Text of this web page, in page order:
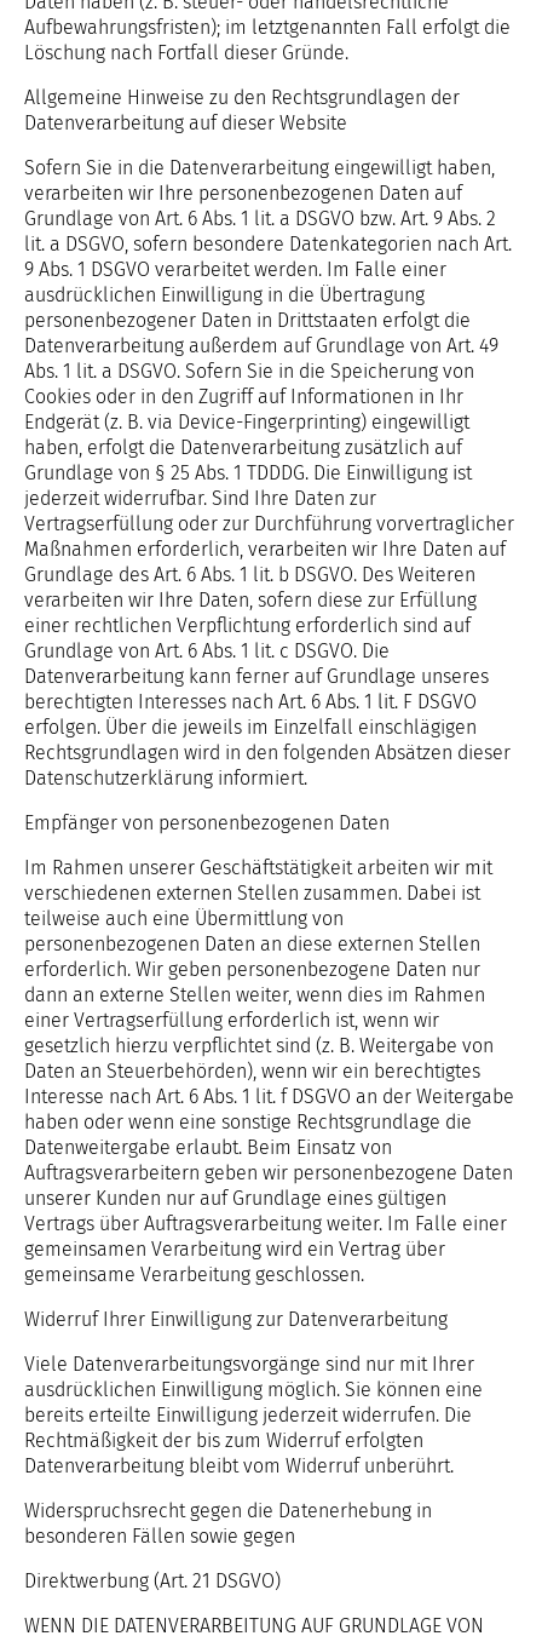
Aufbewahrungsfristen); im letztgenannten Fall erfolgt die
Löschung nach Fortfall dieser Gründe.
Allgemeine Hinweise zu den Rechtsgrundlagen der
Datenverarbeitung auf dieser Website
Sofern Sie in die Datenverarbeitung eingewilligt haben,
verarbeiten wir Ihre personenbezogenen Daten auf
Grundlage von Art. 6 Abs. 1 lit. a DSGVO bzw. Art. 9 Abs. 2
lit. a DSGVO, sofern besondere Datenkategorien nach Art.
9 Abs. 1 DSGVO verarbeitet werden. Im Falle einer
ausdrücklichen Einwilligung in die Übertragung
personenbezogener Daten in Drittstaaten erfolgt die
Datenverarbeitung außerdem auf Grundlage von Art. 49
Abs. 1 lit. a DSGVO. Sofern Sie in die Speicherung von
Cookies oder in den Zugriff auf Informationen in Ihr
Endgerät (z. B. via Device-Fingerprinting) eingewilligt
haben, erfolgt die Datenverarbeitung zusätzlich auf
Grundlage von § 25 Abs. 1 TDDDG. Die Einwilligung ist
jederzeit widerrufbar. Sind Ihre Daten zur
Vertragserfüllung oder zur Durchführung vorvertraglicher
Maßnahmen erforderlich, verarbeiten wir Ihre Daten auf
Grundlage des Art. 6 Abs. 1 lit. b DSGVO. Des Weiteren
verarbeiten wir Ihre Daten, sofern diese zur Erfüllung
einer rechtlichen Verpflichtung erforderlich sind auf
Grundlage von Art. 6 Abs. 1 lit. c DSGVO. Die
Datenverarbeitung kann ferner auf Grundlage unseres
berechtigten Interesses nach Art. 6 Abs. 1 lit. F DSGVO
erfolgen. Über die jeweils im Einzelfall einschlägigen
Rechtsgrundlagen wird in den folgenden Absätzen dieser
Datenschutzerklärung informiert.
Empfänger von personenbezogenen Daten
Im Rahmen unserer Geschäftstätigkeit arbeiten wir mit
verschiedenen externen Stellen zusammen. Dabei ist
teilweise auch eine Übermittlung von
personenbezogenen Daten an diese externen Stellen
erforderlich. Wir geben personenbezogene Daten nur
dann an externe Stellen weiter, wenn dies im Rahmen
einer Vertragserfüllung erforderlich ist, wenn wir
gesetzlich hierzu verpflichtet sind (z. B. Weitergabe von
Daten an Steuerbehörden), wenn wir ein berechtigtes
Interesse nach Art. 6 Abs. 1 lit. f DSGVO an der Weitergabe
haben oder wenn eine sonstige Rechtsgrundlage die
Datenweitergabe erlaubt. Beim Einsatz von
Auftragsverarbeitern geben wir personenbezogene Daten
unserer Kunden nur auf Grundlage eines gültigen
Vertrags über Auftragsverarbeitung weiter. Im Falle einer
gemeinsamen Verarbeitung wird ein Vertrag über
gemeinsame Verarbeitung geschlossen.
Widerruf Ihrer Einwilligung zur Datenverarbeitung
Viele Datenverarbeitungsvorgänge sind nur mit Ihrer
ausdrücklichen Einwilligung möglich. Sie können eine
bereits erteilte Einwilligung jederzeit widerrufen. Die
Rechtmäßigkeit der bis zum Widerruf erfolgten
Datenverarbeitung bleibt vom Widerruf unberührt.
Widerspruchsrecht gegen die Datenerhebung in
besonderen Fällen sowie gegen
Direktwerbung (Art. 21 DSGVO)
WENN DIE DATENVERARBEITUNG AUF GRUNDLAGE VON